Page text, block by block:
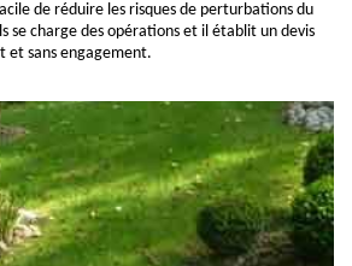
de réduire les risques de perturbations du
se charge des opérations et il établit un devis
sans engagement.